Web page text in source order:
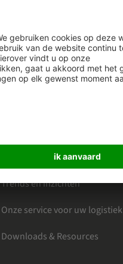
CATEGORIEËN
Softwareoplossingen
Trends en inzichten
Onze service voor uw logistiek
Downloads & Resources